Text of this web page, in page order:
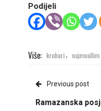
Podijeli
Više: kruhari, najmuallim
Previous post
Ramazanska